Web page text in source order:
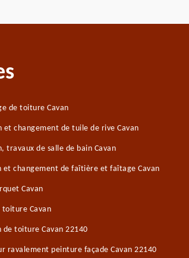
de toiture Cavan
et changement de tuile de rive Cavan
travaux de salle de bain Cavan
et changement de faîtière et faîtage Cavan
Cavan
toiture Cavan
de toiture Cavan 22140
ravalement peinture façade Cavan 22140